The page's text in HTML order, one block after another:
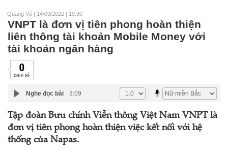
Quang Vũ | 14/09/2022 | 19:30
VNPT là đơn vị tiên phong hoàn thiện
liên thông tài khoản Mobile Money với
tài khoản ngân hàng
0
CHIA SẺ
Nghe đọc bài 3:09
Tập đoàn Bưu chính Viễn thông Việt Nam VNPT là
đơn vị tiên phong hoàn thiện việc kết nối với hệ
thống của Napas.